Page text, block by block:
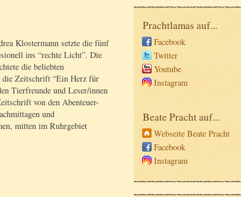
Klostermann setzte die fünf
ins “rechte Licht”. Die
die beliebten
die Zeitschrift “Ein Herz für
Tierfreunde und Leser/innen
von den Abenteuer-
und
mitten im Ruhrgebiet
Prachtlamas auf...
Facebook
Twitter
Youtube
Instagram
Beate Pracht auf...
Webseite Beate Pracht
Facebook
Instagram